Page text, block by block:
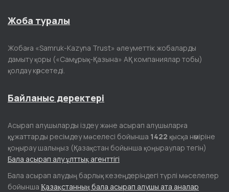
Жоба туралы
Жобаға «Samruk-Kazyna Trust» әлеуметтік жобаларды
дамыту қоры («Самұрық-Қазына» АҚ компаниялар тобы)
қолдау көрсетеді.
Байланыс деректері
Асырап алушыларды іздеу және асырап алушыларға
құжаттарды ресімдеу мәселесі бойынша 1422 қысқа нөміріне
қоңырау шалыңыз (Қазақстан бойынша қоңыраулар тегін)
Бала асырап алу ұлттық агенттігі
Бала асырап алудың барлық кезеңдеріндегі түрлі мәселелер
бойынша Қазақстанның бала асырап алушы ата аналар